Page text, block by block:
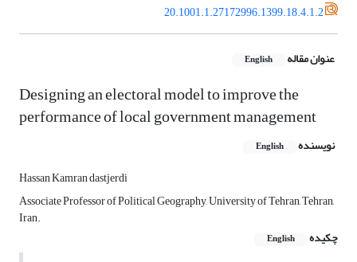
20.1001.1.27172996.1399.18.4.1.2
عنوان مقاله English
Designing an electoral model to improve the
performance of local government management
نویسنده English
Hassan Kamran dastjerdi
Associate Professor of Political Geography, University of Tehran, Tehran,
Iran.
چکیده
English